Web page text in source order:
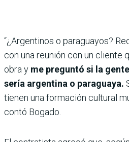
“¿Argentinos o paraguayos?
con una reunión con un cliente
obra y me preguntó si la
sería argentina o paraguaya.
tienen una formación cultural
contó Bogado.